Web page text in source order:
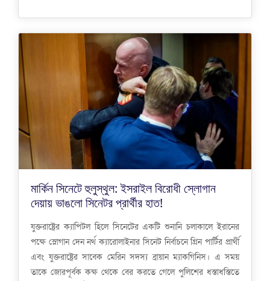
মার্কিন সিনেটে হুলুস্থুল: ইসরাইল বিরোধী স্লোগান
দেয়ায় ভাঙলো সিনেটর প্রার্থীর হাত!
যুক্তরাষ্ট্রের ক্যাপিটল হিলে সিনেটের একটি শুনানি চলাকালে ইরানের
পক্ষে স্লোগান দেন নর্থ ক্যারোলাইনার সিনেট নির্বাচনে গ্রিন পার্টির প্রার্থী
এবং যুক্তরাষ্ট্রের সাবেক মেরিন সদস্য ব্রায়ান ম্যাকগিনিস। এ সময়
তাকে জোরপূর্বক কক্ষ থেকে বের করতে গেলে পুলিশের ধস্তাধস্তিতে